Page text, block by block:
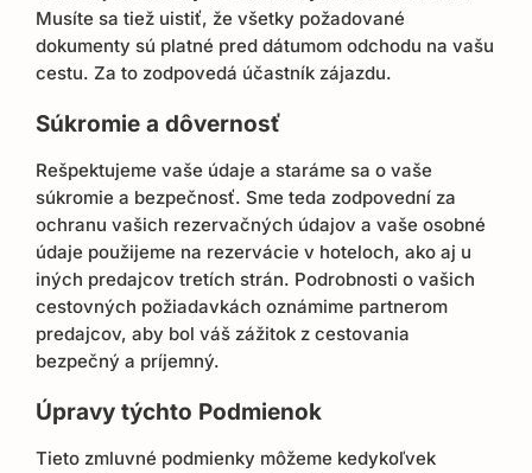
Musíte sa tiež uistiť, že všetky požadované
dokumenty sú platné pred dátumom odchodu na vašu
cestu. Za to zodpovedá účastník zájazdu.
Súkromie a dôvernosť
Rešpektujeme vaše údaje a staráme sa o vaše
súkromie a bezpečnosť. Sme teda zodpovední za
ochranu vašich rezervačných údajov a vaše osobné
údaje použijeme na rezervácie v hoteloch, ako aj u
iných predajcov tretích strán. Podrobnosti o vašich
cestovných požiadavkách oznámime partnerom
predajcov, aby bol váš zážitok z cestovania
bezpečný a príjemný.
Úpravy týchto Podmienok
Tieto zmluvné podmienky môžeme kedykoľvek